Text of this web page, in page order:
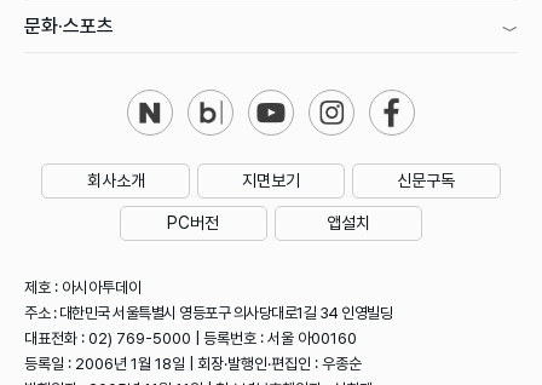
문화·스포츠
회사소개 지면보기 신문구독
PC버전 앱설치
제호 : 아시아투데이
주소 : 대한민국 서울특별시 영등포구 의사당대로1길 34 인영빌딩
대표전화 : 02) 769-5000 | 등록번호 : 서울 아00160
등록일 : 2006년 1월 18일 | 회장·발행인·편집인 : 우종순